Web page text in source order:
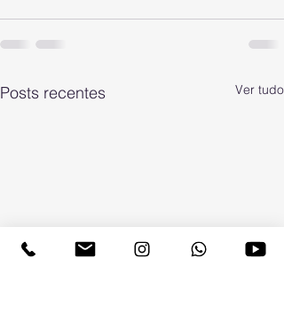
Posts recentes Ver tudo